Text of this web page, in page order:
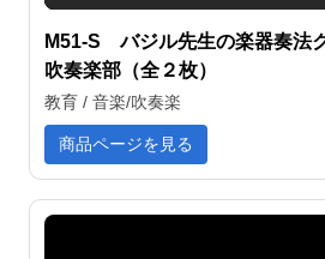
M51-S バジル先生の楽器奏法
吹奏楽部（全２枚）
教育 / 音楽/吹奏楽
商品ページを見る